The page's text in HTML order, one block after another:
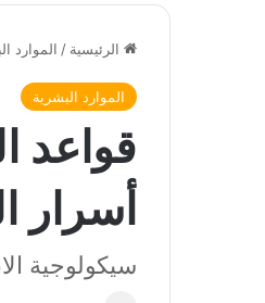
الرئيسية / الموارد
الموارد البشرية
قواعد
أسرار
سيكولوجية